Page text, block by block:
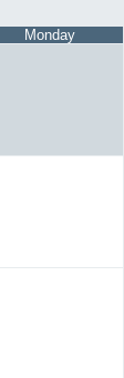
Monday